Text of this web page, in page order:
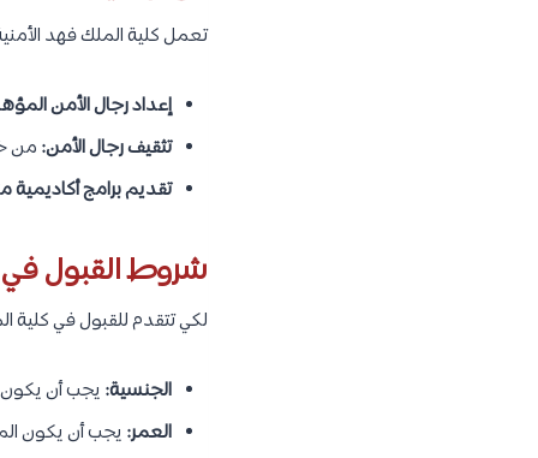
تعمل كلية الملك فهد
إعداد رجال الأمن
تثقيف رجال الأمن: من
تقديم برامج أكاديمية
شروط القبول في
لكي تتقدم للقبول في
الجنسية: يجب أن يكون
العمر: يجب أن يكون المتقدم بين 22 و30